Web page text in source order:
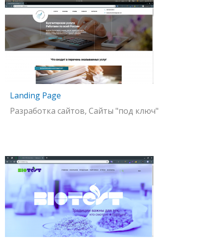
Landing Page
Разработка сайтов, Сайты "под ключ"